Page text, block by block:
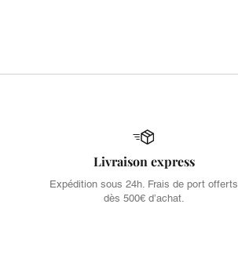
Livraison express
Expédition sous 24h. Frais de port offerts
dès 500€ d’achat.